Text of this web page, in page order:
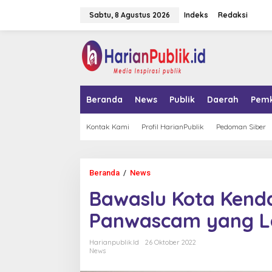
Sabtu, 8 Agustus 2026 Indeks Redaksi
Beranda News Publik Daerah
Kontak Kami Profil HarianPublik Pedoman Siber
Beranda / News
w
a
s
l
u
Bawaslu Kota
Panwascam yang
Harianpublik.id
26 Oktober 2022
News